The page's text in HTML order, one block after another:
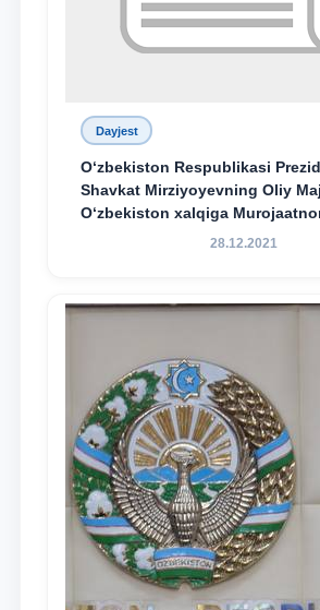
Dayjest
O‘zbekiston Respublikasi
Shavkat Mirziyoyevning Oliy
O‘zbekiston xalqiga
belgilangan vazifalar mazmun-
dayjesti
28.12.2021